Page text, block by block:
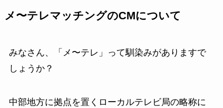
メ〜テレマッチングのCMについて
みなさん、「メ〜テレ」って馴染みがありますで
しょうか？
中部地方に拠点を置くローカルテレビ局の略称に